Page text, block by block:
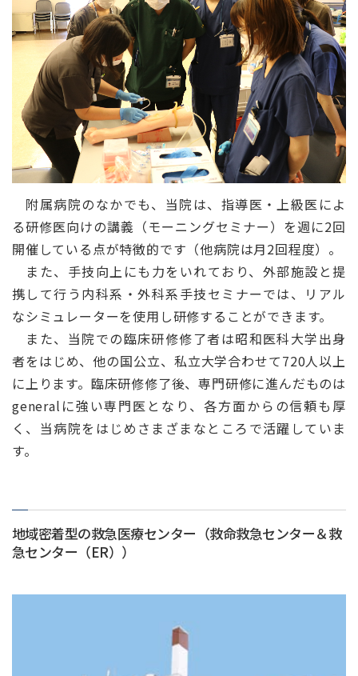
附属病院のなかでも、当院は、指導医・上級医によ
る研修医向けの講義（モーニングセミナー）を週に2回
開催している点が特徴的です（他病院は月2回程度）。
また、手技向上にも力をいれており、外部施設と提
携して行う内科系・外科系手技セミナーでは、リアル
なシミュレーターを使用し研修することができます。
また、当院での臨床研修修了者は昭和医科大学出身
者をはじめ、他の国公立、私立大学合わせて720人以上
に上ります。臨床研修修了後、専門研修に進んだものは
generalに強い専門医となり、各方面からの信頼も厚
く、当病院をはじめさまざまなところで活躍していま
す。
地域密着型の救急医療センター（救命救急センター＆救
急センター（ER））